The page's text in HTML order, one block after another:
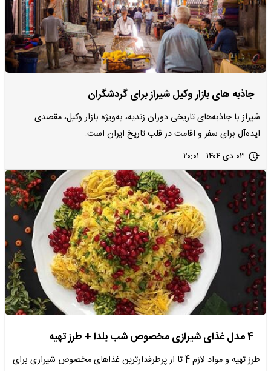
جاذبه های بازار وکیل شیراز برای گردشگران
شیراز با جاذبه‌های تاریخی دوران زندیه، به‌ویژه بازار وکیل، مقصدی
ایده‌آل برای سفر و اقامت در قلب تاریخ ایران است.
۰۳ دی ۱۴۰۴ - ۲۰:۰۱
4 مدل غذای شیرازی مخصوص شب یلدا + طرز تهیه
طرز تهیه و مواد لازم 4 تا از پرطرفدارترین غذاهای مخصوص شیرازی برای